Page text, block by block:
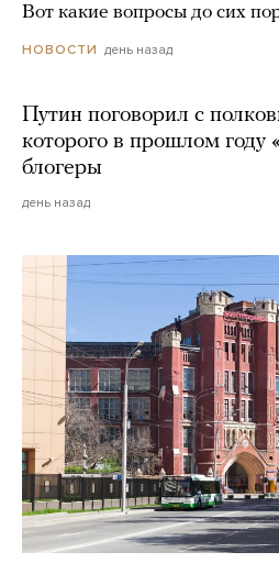
Вот какие вопросы до сих
НОВОСТИ день назад
Путин поговорил с
которого в прошлом году
блогеры
день назад